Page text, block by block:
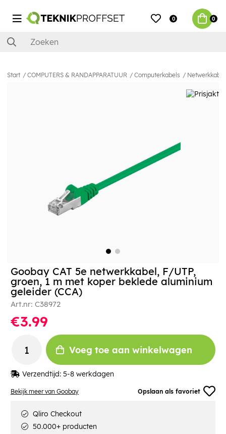
0 0
Start COMPUTERS & RANDAPPARATUUR Computerkabels
Bekijk meer van Goobay Opslaan als favoriet
Goobay CAT 5e netwerkkabel, F/UTP,
groen, 1 m met koper beklede aluminium
geleider (CCA)
Art.nr: C38972
€3.99
Voeg toe aan winkelwagen
Verzendtijd: 5-8 werkdagen
Qliro Checkout
50.000+ producten